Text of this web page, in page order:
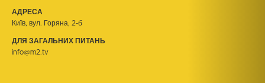
АДРЕСА
Київ, вул. Горяна, 2-б
ДЛЯ ЗАГАЛЬНИХ ПИТАНЬ
info@m2.tv